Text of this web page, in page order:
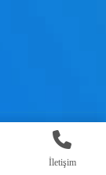
İletişim